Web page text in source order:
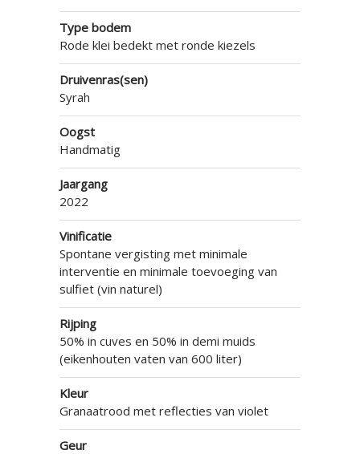
Type bodem
Rode klei bedekt met ronde kiezels
Druivenras(sen)
Syrah
Oogst
Handmatig
Jaargang
2022
Vinificatie
Spontane vergisting met minimale
interventie en minimale toevoeging van
sulfiet (vin naturel)
Rijping
50% in cuves en 50% in demi muids
(eikenhouten vaten van 600 liter)
Kleur
Granaatrood met reflecties van violet
Geur